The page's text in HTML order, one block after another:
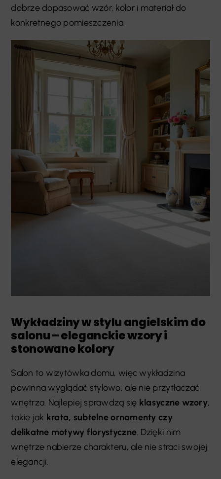
dobrze dopasować wzór, kolor i materiał do
konkretnego pomieszczenia.
Wykładziny w stylu angielskim do
salonu – eleganckie wzory i
stonowane kolory
Salon to wizytówka domu, więc wykładzina
powinna wyglądać stylowo, ale nie przytłaczać
wnętrza. Najlepiej sprawdzą się klasyczne wzory,
takie jak krata, subtelne ornamenty czy
delikatne motywy florystyczne. Dzięki nim
wnętrze nabierze charakteru, ale nie straci swojej
elegancji.